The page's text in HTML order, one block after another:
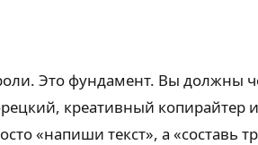
Это фундамент. Вы должны
креативный копирайтер
«напиши текст», а